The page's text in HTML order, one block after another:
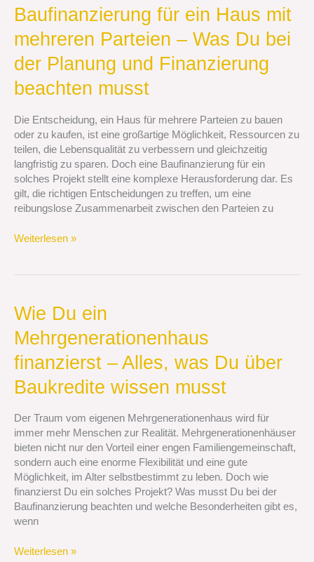
Baufinanzierung für ein Haus mit
mehreren Parteien – Was Du bei
der Planung und Finanzierung
beachten musst
Die Entscheidung, ein Haus für mehrere Parteien zu bauen
oder zu kaufen, ist eine großartige Möglichkeit, Ressourcen zu
teilen, die Lebensqualität zu verbessern und gleichzeitig
langfristig zu sparen. Doch eine Baufinanzierung für ein
solches Projekt stellt eine komplexe Herausforderung dar. Es
gilt, die richtigen Entscheidungen zu treffen, um eine
reibungslose Zusammenarbeit zwischen den Parteien zu
Baufinanzierung
für
ein
mit
mehreren
Parteien
Was
Du
bei
der
Planung
und
Finanzierung
musst
Weiterlesen »
Wie Du ein
Mehrgenerationenhaus
finanzierst – Alles, was Du über
Baukredite wissen musst
Der Traum vom eigenen Mehrgenerationenhaus wird für
immer mehr Menschen zur Realität. Mehrgenerationenhäuser
bieten nicht nur den Vorteil einer engen Familiengemeinschaft,
sondern auch eine enorme Flexibilität und eine gute
Möglichkeit, im Alter selbstbestimmt zu leben. Doch wie
finanzierst Du ein solches Projekt? Was musst Du bei der
Baufinanzierung beachten und welche Besonderheiten gibt es,
wenn
Wie
Du
ein
Mehrgenerationenhaus
finanzierst
–
Alles,
Du
über
Baukredite
wissen
musst
Weiterlesen »